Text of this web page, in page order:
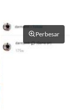
Perbesar